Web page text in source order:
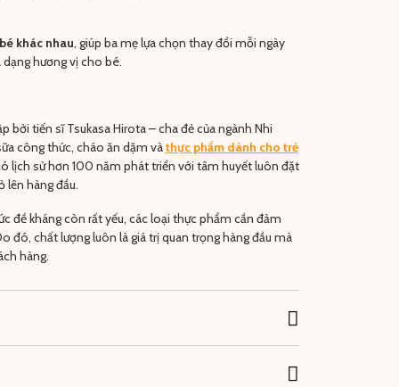
khác nhau, giúp ba mẹ lựa chọn thay đổi mỗi ngày
hương vị cho bé.
bởi tiến sĩ Tsukasa Hirota – cha đẻ của ngành Nhi
công thức, cháo ăn dặm vàthực phẩm dành cho trẻ
lịch sử hơn 100 năm phát triển với tâm huyết luôn đặt
lên hàng đầu.
đề kháng còn rất yếu, các loại thực phẩm cần đảm
đó, chất lượng luôn là giá trị quan trọng hàng đầu mà
hàng.